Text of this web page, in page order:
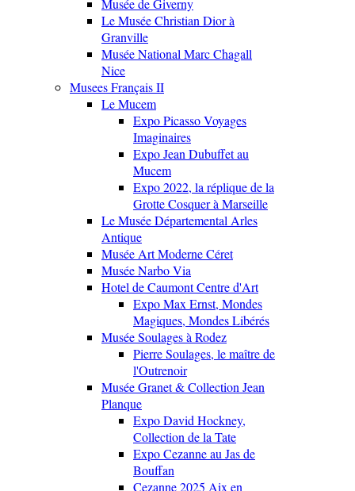
Musée de Giverny
Le Musée Christian Dior à
Granville
Musée National Marc Chagall
Nice
Musees Français II
Le Mucem
Expo Picasso Voyages
Imaginaires
Expo Jean Dubuffet au
Mucem
Expo 2022, la réplique de la
Grotte Cosquer à Marseille
Le Musée Départemental Arles
Antique
Musée Art Moderne Céret
Musée Narbo Via
Hotel de Caumont Centre d'Art
Expo Max Ernst, Mondes
Magiques, Mondes Libérés
Musée Soulages à Rodez
Pierre Soulages, le maître de
l'Outrenoir
Musée Granet & Collection Jean
Planque
Expo David Hockney,
Collection de la Tate
Expo Cezanne au Jas de
Bouffan
Cezanne 2025 Aix en